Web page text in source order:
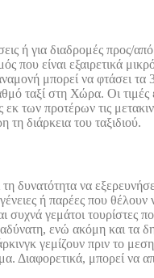
ή για διαδρομές προς/
που είναι εξαιρετικά
μπορεί να φτάσει τα
ταξί στη Χώρα. Οι τιμές
των προτέρων τις
τη διάρκεια του ταξιδιού.
δυνατότητα να
ή παρέες που
συχνά γεμάτοι
ενώ ακόμη και τα
γεμίζουν πριν το
Διαφορετικά, μπορεί να